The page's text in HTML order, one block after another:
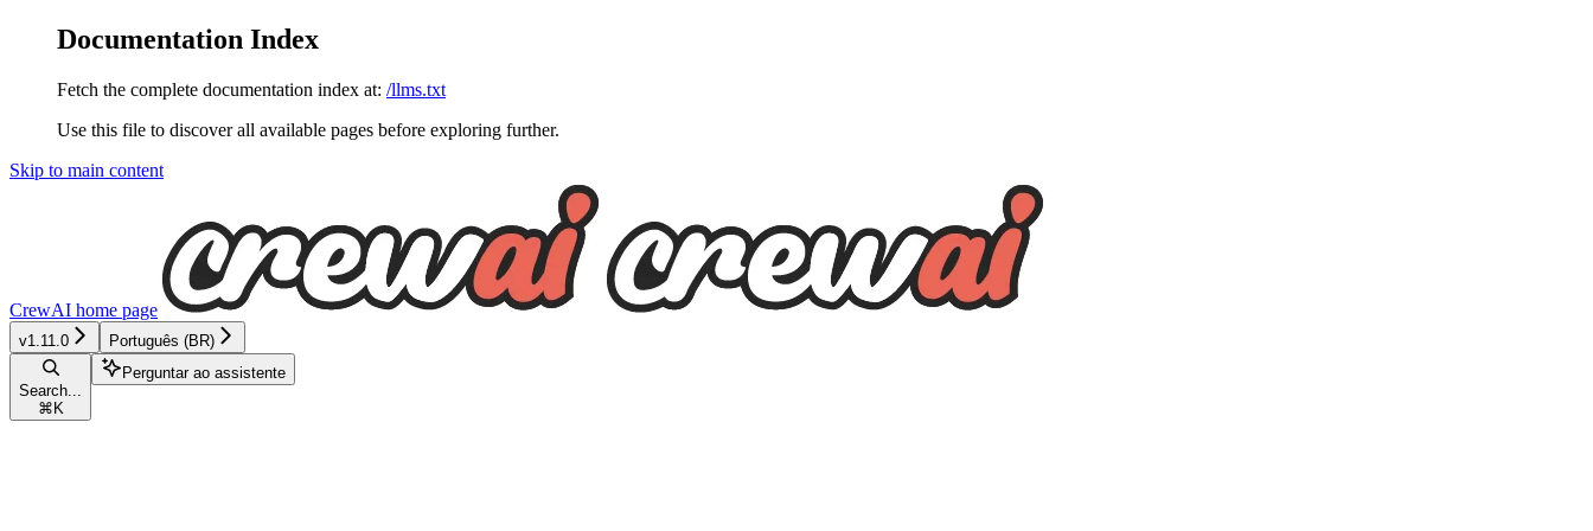
Documentation Index
Fetch the complete documentation index at: /llms.txt
Use this file to discover all available pages before exploring further.
Skip to main content
CrewAI home page
v1.11.0 Português (BR)
Search...
⌘ K
Perguntar ao assistente